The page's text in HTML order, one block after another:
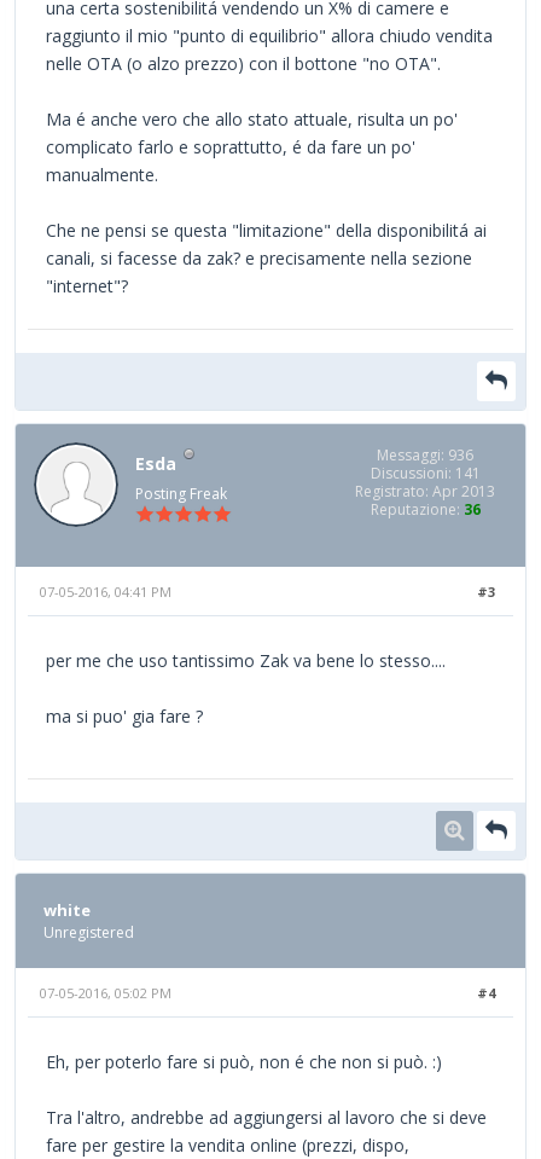
una certa sostenibilitá vendendo un X% di camere e
raggiunto il mio "punto di equilibrio" allora chiudo vendita
nelle OTA (o alzo prezzo) con il bottone "no OTA".
Ma é anche vero che allo stato attuale, risulta un po'
complicato farlo e soprattutto, é da fare un po'
manualmente.
Che ne pensi se questa "limitazione" della disponibilitá ai
canali, si facesse da zak? e precisamente nella sezione
"internet"?
Esda
Posting Freak
Messaggi: 936
Discussioni: 141
Registrato: Apr 2013
Reputazione: 36
#3
07-05-2016, 04:41 PM
per me che uso tantissimo Zak va bene lo stesso....
ma si puo' gia fare ?
white
Unregistered
#4
07-05-2016, 05:02 PM
Eh, per poterlo fare si può, non é che non si può. :)
Tra l'altro, andrebbe ad aggiungersi al lavoro che si deve
fare per gestire la vendita online (prezzi, dispo,